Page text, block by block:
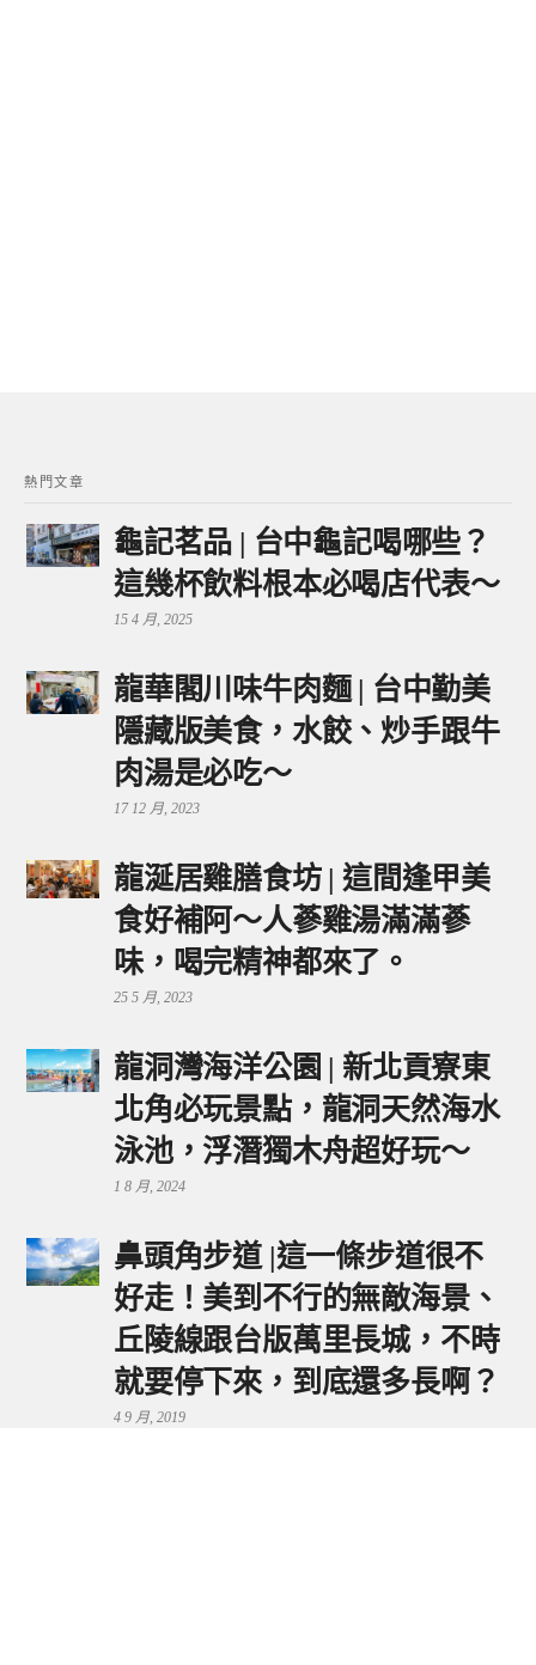
熱門文章
龜記茗品 | 台中龜記喝哪些？
這幾杯飲料根本必喝店代表～
15 4 月, 2025
龍華閣川味牛肉麵 | 台中勤美
隱藏版美食，水餃、炒手跟牛
肉湯是必吃～
17 12 月, 2023
龍涎居雞膳食坊 | 這間逢甲美
食好補阿～人蔘雞湯滿滿蔘
味，喝完精神都來了。
25 5 月, 2023
龍洞灣海洋公園 | 新北貢寮東
北角必玩景點，龍洞天然海水
泳池，浮潛獨木舟超好玩～
1 8 月, 2024
鼻頭角步道 |這一條步道很不
好走！美到不行的無敵海景、
丘陵線跟台版萬里長城，不時
就要停下來，到底還多長啊？
4 9 月, 2019